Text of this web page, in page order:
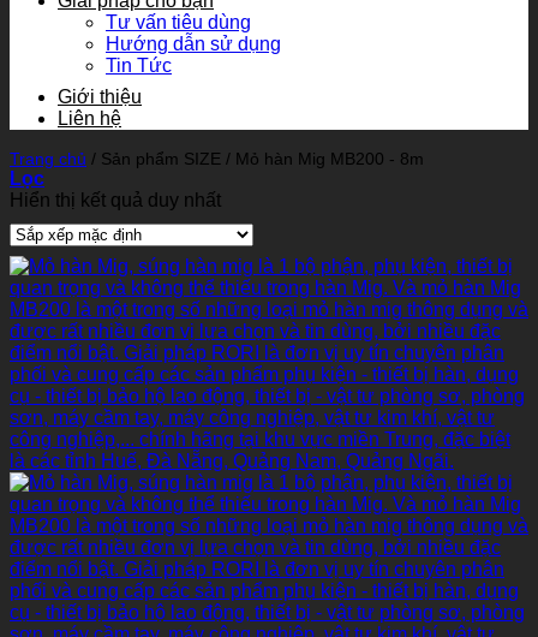
Tư vấn tiêu dùng
Hướng dẫn sử dụng
Tin Tức
Giới thiệu
Liên hệ
Trang chủ / Sản phẩm SIZE / Mỏ hàn Mig MB200 - 8m
Lọc
Hiển thị kết quả duy nhất